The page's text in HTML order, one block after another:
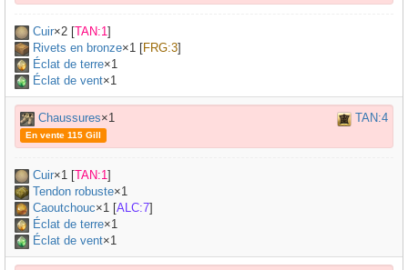
Cuir×2 [TAN:1]
Rivets en bronze×1 [FRG:3]
Éclat de terre×1
Éclat de vent×1
Chaussures×1 TAN:4
En vente 115 Gill
Cuir×1 [TAN:1]
Tendon robuste×1
Caoutchouc×1 [ALC:7]
Éclat de terre×1
Éclat de vent×1